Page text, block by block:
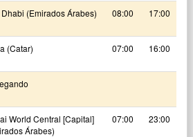
(Emirados Árabes) 08:00 17:00
(Catar) 07:00 16:00
World Central [Capital]
Árabes)
07:00 23:00